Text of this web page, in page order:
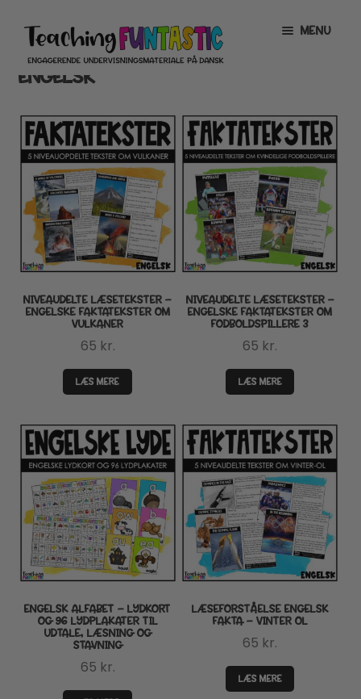
Spring
navigation
Spring
indhold
MENU
CHILD
MENU
MIN KONTO
GRATISMATERIALE
EXPAND
CHILD
MENU
BUTIK
LICENSER
EXPAND
CHILD
MENU
FONTE
ENGELSK
NIVEAUDELTE LÆSETEKSTER –
ENGELSKE FAKTATEKSTER OM
VULKANER
65 kr.
LÆS MERE
NIVEAUDELTE LÆSETEKSTER –
ENGELSKE FAKTATEKSTER OM
FODBOLDSPILLERE 3
65 kr.
LÆS MERE
ENGELSK ALFABET – LYDKORT
OG 96 LYDPLAKATER TIL
UDTALE, LÆSNING OG
STAVNING
65 kr.
LÆSEFORSTÅELSE ENGELSK
FAKTA – VINTER OL
65 kr.
LÆS MERE